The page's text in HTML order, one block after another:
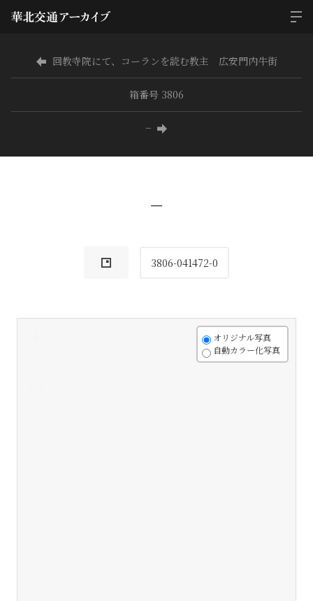
回教寺院にて、コーランを読む教主 広安門内牛街
箱番号 3806
−
−
3806-041472-0
オリジナル写真
自動カラー化写真